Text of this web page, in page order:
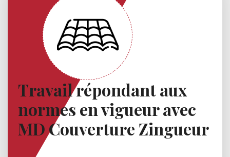
Travail répondant aux
normes en vigueur avec
MD Couverture Zingueur